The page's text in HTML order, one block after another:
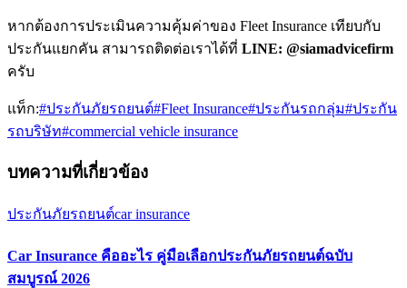
หากต้องการประเมินความคุ้มค่าของ Fleet Insurance เทียบกับ
ประกันแยกคัน สามารถติดต่อเราได้ที่ LINE: @siamadvicefirm
ครับ
แท็ก:#ประกันภัยรถยนต์#Fleet Insurance#ประกันรถกลุ่ม#ประกัน
รถบริษัท#commercial vehicle insurance
บทความที่เกี่ยวข้อง
ประกันภัยรถยนต์car insurance
Car Insurance คืออะไร คู่มือเลือกประกันภัยรถยนต์ฉบับ
สมบูรณ์ 2026